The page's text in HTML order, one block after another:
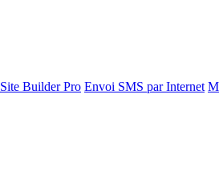
Site Builder Pro Envoi SMS par Internet